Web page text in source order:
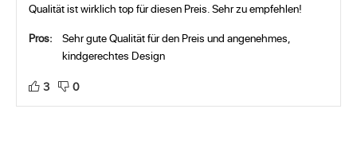
Qualität ist wirklich top für diesen Preis. Sehr zu empfehlen!
Pros:
Sehr gute Qualität für den Preis und angenehmes,
kindgerechtes Design
3 0